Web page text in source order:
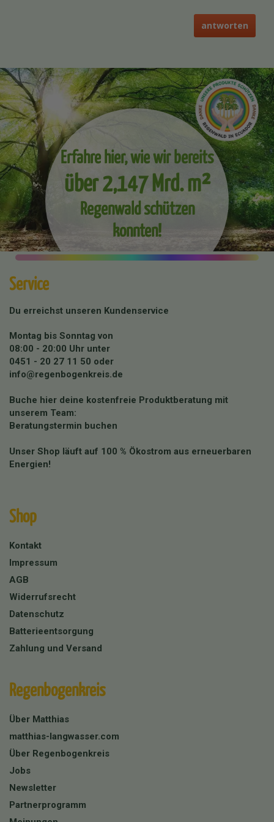
antworten
Erfahre hier, wie wir bereits
über 2,147 Mrd. m²
Regenwald schützen
konnten!
Service
Du erreichst unseren Kundenservice
Montag bis Sonntag von
08:00 - 20:00 Uhr unter
0451 - 20 27 11 50 oder
info@regenbogenkreis.de
Buche hier deine kostenfreie Produktberatung mit
unserem Team:
Beratungstermin buchen
Unser Shop läuft auf 100 % Ökostrom aus erneuerbaren
Energien!
Shop
Kontakt
Impressum
AGB
Widerrufsrecht
Datenschutz
Batterieentsorgung
Zahlung und Versand
Regenbogenkreis
Über Matthias
matthias-langwasser.com
Über Regenbogenkreis
Jobs
Newsletter
Partnerprogramm